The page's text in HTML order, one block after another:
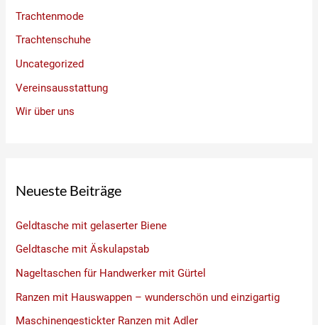
Trachtenmode
Trachtenschuhe
Uncategorized
Vereinsausstattung
Wir über uns
Neueste Beiträge
Geldtasche mit gelaserter Biene
Geldtasche mit Äskulapstab
Nageltaschen für Handwerker mit Gürtel
Ranzen mit Hauswappen – wunderschön und einzigartig
Maschinengestickter Ranzen mit Adler